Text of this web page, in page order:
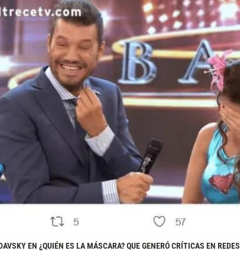
EN ¿QUIÉN ES LA MÁSCARA? QUE GENERÓ CRÍTICAS EN REDES